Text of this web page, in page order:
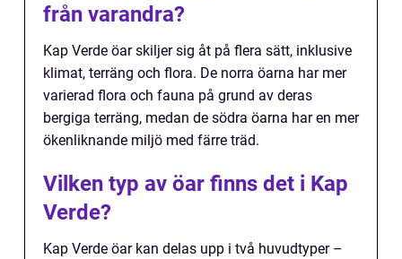
från varandra?
Kap Verde öar skiljer sig åt på flera sätt, inklusive
klimat, terräng och flora. De norra öarna har mer
varierad flora och fauna på grund av deras
bergiga terräng, medan de södra öarna har en mer
ökenliknande miljö med färre träd.
Vilken typ av öar finns det i Kap
Verde?
Kap Verde öar kan delas upp i två huvudtyper –